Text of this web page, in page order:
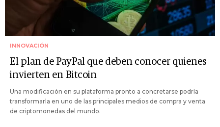
INNOVACIÓN
El plan de PayPal que deben conocer quienes
invierten en Bitcoin
Una modificación en su plataforma pronto a concretarse podría
transformarla en uno de las principales medios de compra y venta
de criptomonedas del mundo.